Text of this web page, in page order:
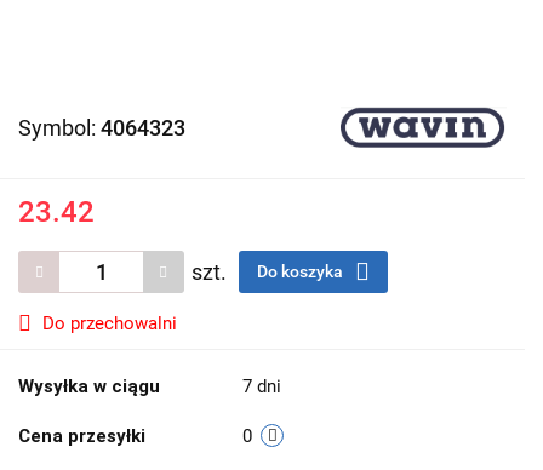
Symbol: 4064323
23.42
szt. Do koszyka
Do przechowalni
Wysyłka w ciągu 7 dni
Cena przesyłki 0